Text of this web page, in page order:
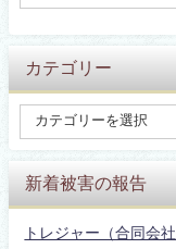
カテゴリー
新着被害の報告
トレジャー（合同会